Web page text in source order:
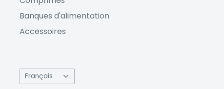
4G :
Banques d'alimentation
Accessoires
Langue
Français